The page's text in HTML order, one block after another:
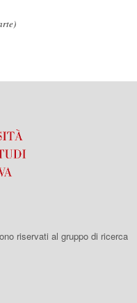
riservati al gruppo di ricerca